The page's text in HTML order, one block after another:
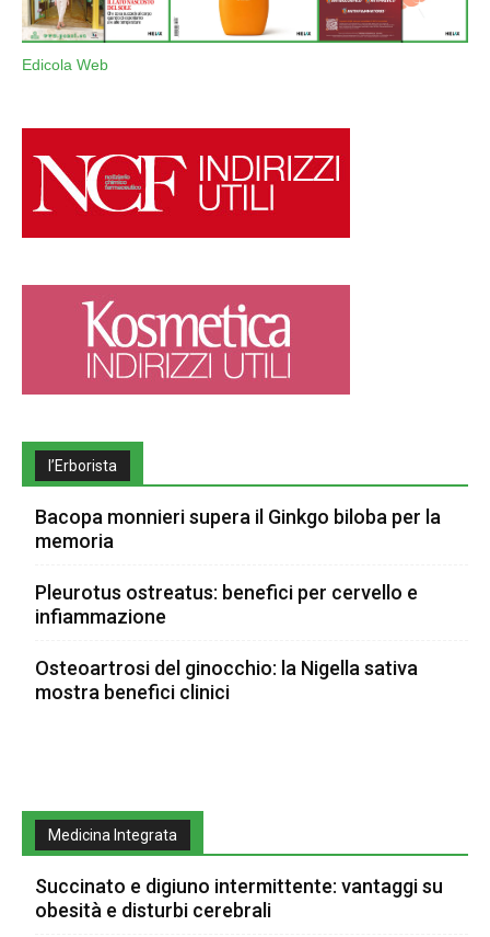
Edicola Web
l’Erborista
Bacopa monnieri supera il Ginkgo biloba per la
memoria
Pleurotus ostreatus: benefici per cervello e
infiammazione
Osteoartrosi del ginocchio: la Nigella sativa
mostra benefici clinici
Medicina Integrata
Succinato e digiuno intermittente: vantaggi su
obesità e disturbi cerebrali